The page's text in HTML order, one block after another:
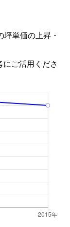
単価の上昇・
ご活用くださ